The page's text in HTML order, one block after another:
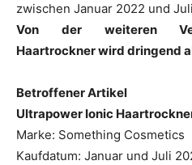
zwischen Januar 2022 und
Von der weiteren
Haartrockner wird dringend
Betroffener Artikel
Ultrapower Ionic
Marke: Something Cosmetics
Kaufdatum: Januar und Juli